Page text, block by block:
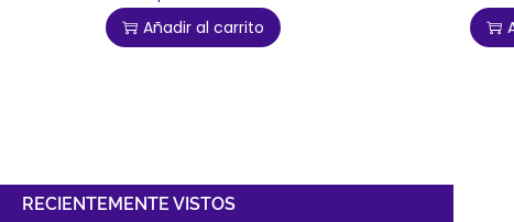
Añadir al carrito
RECIENTEMENTE VISTOS